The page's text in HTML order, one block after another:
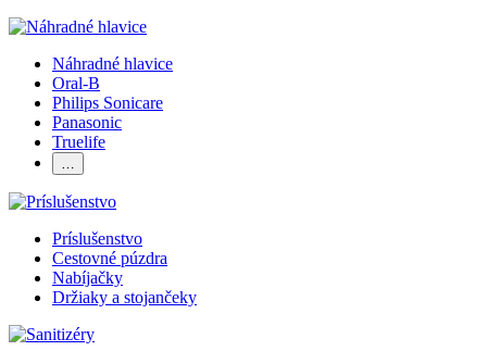
Náhradné hlavice
Oral-B
Philips Sonicare
Panasonic
Truelife
…
Príslušenstvo
Cestovné púzdra
Nabíjačky
Držiaky a stojančeky